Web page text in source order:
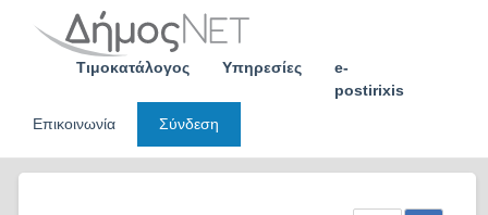
Τιμοκατάλογος Υπηρεσίες
e-
postirixis
Επικοινωνία
Σύνδεση